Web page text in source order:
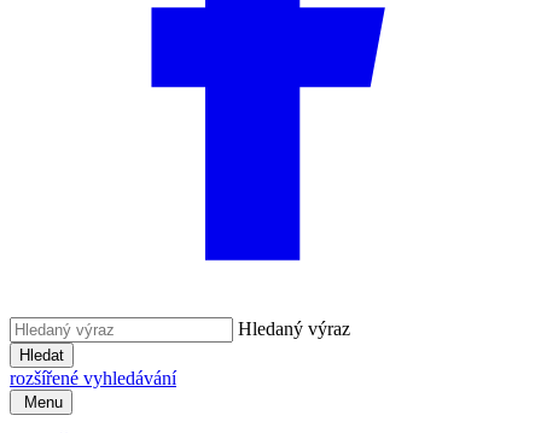
Hledaný výraz
Hledat
rozšířené vyhledávání
Menu